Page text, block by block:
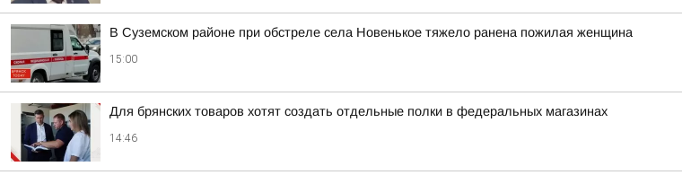
В Суземском районе при обстреле села Новенькое тяжело ранена пожилая женщина
15:00
Для брянских товаров хотят создать отдельные полки в федеральных магазинах
14:46